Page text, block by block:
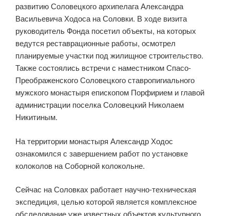
развитию Соловецкого архипелага Александра
Васильевича Ходоса на Соловки. В ходе визита
руководитель Фонда посетил объекты, на которых
ведутся реставрационные работы, осмотрел
планируемые участки под жилищное строительство.
Также состоялись встречи с наместником Спасо-
Преображенского Соловецкого ставропигиального
мужского монастыря епископом Порфирием и главой
администрации поселка Соловецкий Николаем
Никитиным.
На территории монастыря Александр Ходос
ознакомился с завершением работ по установке
колоколов на Соборной колокольне.
Сейчас на Соловках работает научно-техническая
экспедиция, целью которой является комплексное